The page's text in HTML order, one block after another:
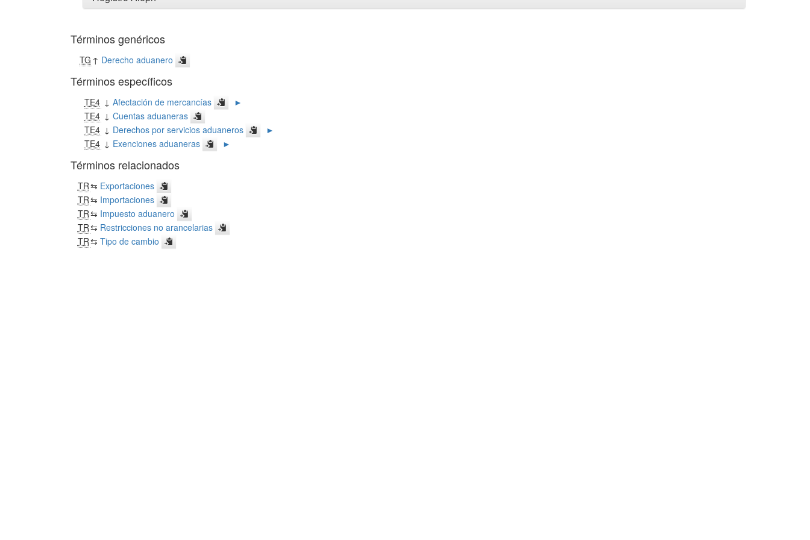
Términos genéricos
TG ↑ Derecho aduanero
Términos específicos
TE4 ↓ Afectación de mercancías
►
TE4 ↓ Cuentas aduaneras
TE4 ↓ Derechos por servicios aduaneros
►
TE4 ↓ Exenciones aduaneras ►
Términos relacionados
TR⇆ Exportaciones
TR⇆ Importaciones
TR⇆ Impuesto aduanero
TR⇆ Restricciones no arancelarias
TR⇆ Tipo de cambio